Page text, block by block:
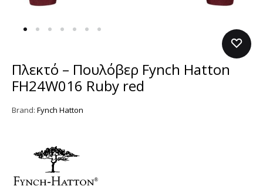
Πλεκτό – Πουλόβερ Fynch Hatton
FH24W016 Ruby red
Brand: Fynch Hatton